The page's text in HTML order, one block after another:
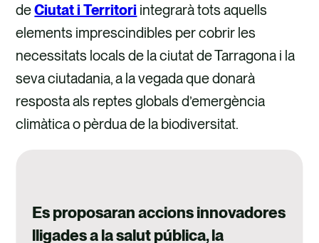
deCiutat i Territori integrarà tots aquells
elements imprescindibles per cobrir les
necessitats locals de la ciutat de Tarragona i la
seva ciutadania, a la vegada que donarà
resposta als reptes globals d’emergència
climàtica o pèrdua de la biodiversitat.
Es proposaran accions innovadores
lligades a la salut pública, la